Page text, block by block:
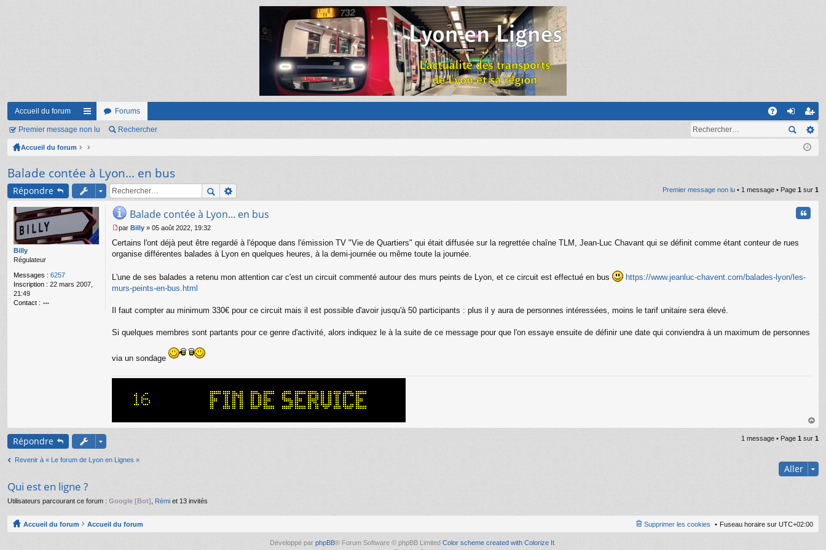
Accueil du forum
ac
co
ci
s
Forums
on ns
cri
Premier message non lu Rechercher
Accueil du forum
Balade contée à Lyon... en bus
Répondre Premier message non lu • 1 message • Page 1 sur 1
Billy
Régulateur
Messages : 6257
Inscription : 22 mars 2007,
21:49
Contact :
Balade contée à Lyon... en bus
e
s
g
e
o
u
par Billy » 05 août 2022, 19:32
Certains l'ont déjà peut être regardé à l'époque dans l'émission TV "Vie de Quartiers" qui était diffusée sur la regrettée chaîne TLM, Jean-Luc Chavant qui se définit comme étant conteur de rues
organise différentes balades à Lyon en quelques heures, à la demi-journée ou même toute la journée.
L'une de ses balades a retenu mon attention car c'est un circuit commenté autour des murs peints de Lyon, et ce circuit est effectué en bus
https://www.jeanluc-chavent.com/balades-lyon/les-
murs-peints-en-bus.html
Il faut compter au minimum 330€ pour ce circuit mais il est possible d'avoir jusqu'à 50 participants : plus il y aura de personnes intéressées, moins le tarif unitaire sera élevé.
Si quelques membres sont partants pour ce genre d'activité, alors indiquez le à la suite de ce message pour que l'on essaye ensuite de définir une date qui conviendra à un maximum de personnes
via un sondage
au
t
Répondre 1 message • Page 1 sur 1
Revenir à « Le forum de Lyon en Lignes »
Aller
Qui est en ligne ?
Utilisateurs parcourant ce forum : Google [Bot] Rémi et 13 invités
Accueil du forum Accueil du forum Fuseau horaire sur UTC+02:00
Supprimer les cookies
Développé par phpBB® Forum Software © phpBB Limited Color scheme created with Colorize It